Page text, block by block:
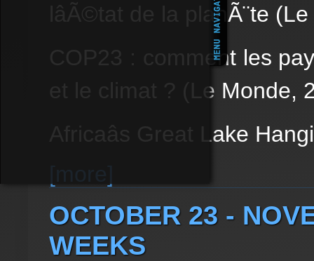
lâÃ©tat de la planÃ¨te
COP23 : comment les
et le climat ? (Le Monde,
Africaâs Great Lake
OCTOBER 23 -
WEEKS